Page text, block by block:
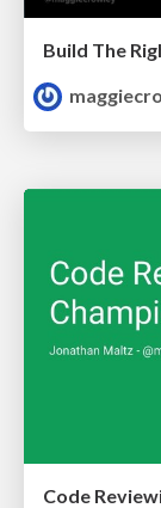
Build The
Code